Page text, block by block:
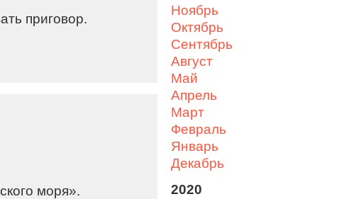
приговор.
моря».
ноябрь
октябрь
сентябрь
август
май
апрель
март
февраль
январь
декабрь
2020